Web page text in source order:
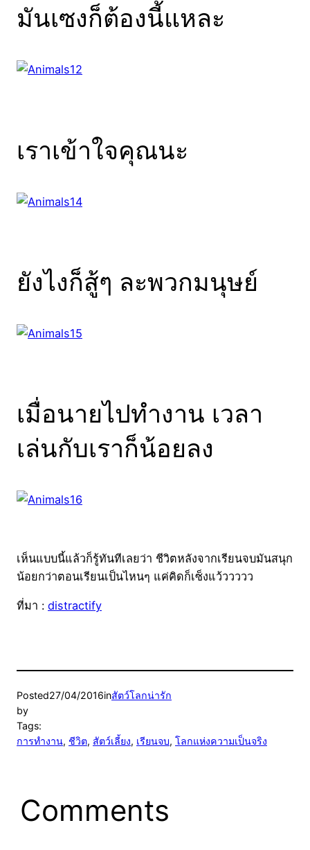
มันเซงก็ต้องนี้แหละ
เราเข้าใจคุณนะ
ยังไงก็สู้ๆ ละพวกมนุษย์
เมื่อนายไปทำงาน เวลา
เล่นกับเราก็น้อยลง
เห็นแบบนี้แล้วก็รู้ทันทีเลยว่า ชีวิตหลังจากเรียนจบมันสนุก
น้อยกว่าตอนเรียนเป็นไหนๆ แค่คิดก็เซ็งแว้ววววว
ที่มา : distractify
Posted27/04/2016inสัตว์โลกน่ารัก
by
Tags:
การทำงาน, ชีวิต, สัตว์เลี้ยง, เรียนจบ, โลกแห่งความเป็นจริง
Comments